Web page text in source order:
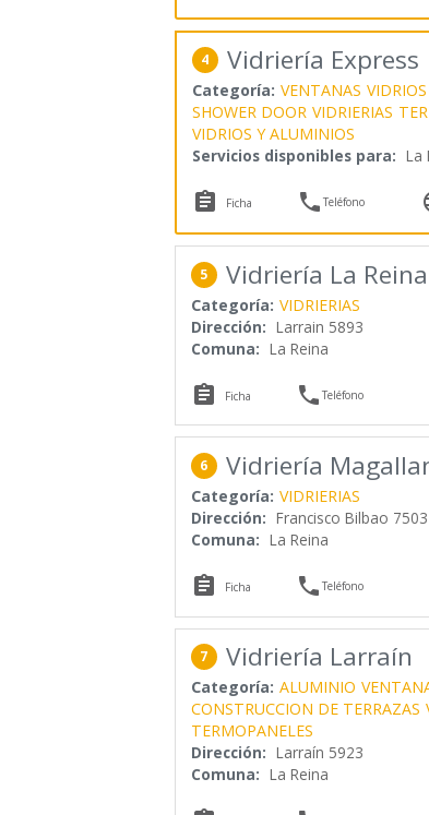
4 Vidriería Express
Categoría: VENTANAS VIDRIOS
SHOWER DOOR VIDRIERIAS
VIDRIOS Y ALUMINIOS
Servicios disponibles para: La
 Ficha Teléfono
5 Vidriería La Reina
Categoría: VIDRIERIAS
Dirección: Larrain 5893
Comuna: La Reina
 Ficha Teléfono
6 Vidriería
Categoría: VIDRIERIAS
Dirección: Francisco Bilbao 7503
Comuna: La Reina
 Ficha Teléfono
7 Vidriería Larraín
Categoría: ALUMINIO
CONSTRUCCION DE TERRAZAS
TERMOPANELES
Dirección: Larraín 5923
Comuna: La Reina